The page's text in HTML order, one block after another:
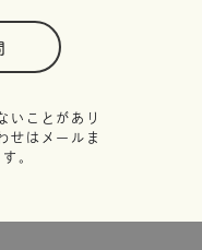
いことがあり
せはメールま
。